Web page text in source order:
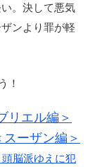
。決して悪気
ンより罪が軽
！
リエル編＞
スーザン編＞
脳派ゆえに犯